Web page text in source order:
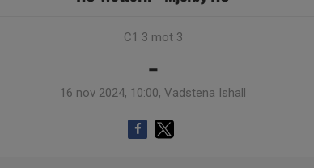
C1 3 mot 3
-
16 nov 2024, 10:00, Vadstena Ishall